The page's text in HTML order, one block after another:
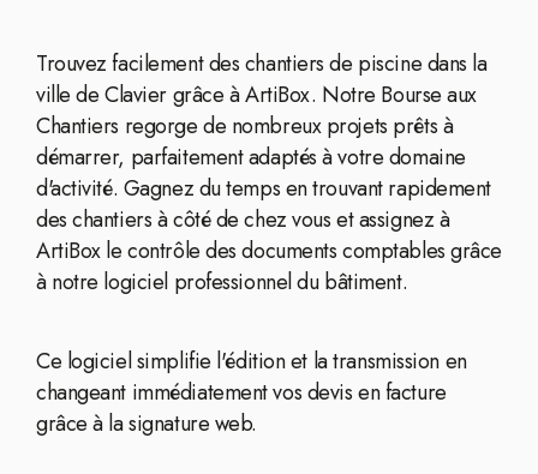
Trouvez facilement des chantiers de piscine dans la
ville de Clavier grâce à ArtiBox. Notre Bourse aux
Chantiers regorge de nombreux projets prêts à
démarrer, parfaitement adaptés à votre domaine
d'activité. Gagnez du temps en trouvant rapidement
des chantiers à côté de chez vous et assignez à
ArtiBox le contrôle des documents comptables grâce
à notre logiciel professionnel du bâtiment.
Ce logiciel simplifie l'édition et la transmission en
changeant immédiatement vos devis en facture
grâce à la signature web.